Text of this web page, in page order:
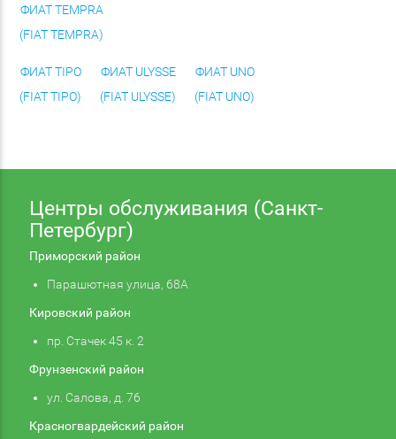
ФИАТ TEMPRA
(FIAT TEMPRA)
ФИАТ TIPO
(FIAT TIPO)
ФИАТ ULYSSE
(FIAT ULYSSE)
ФИАТ UNO
(FIAT UNO)
Центры обслуживания (Санкт-
Петербург)
Приморский район
Парашютная улица, 68А
Кировский район
пр. Стачек 45 к. 2
Фрунзенский район
ул. Салова, д. 76
Красногвардейский район